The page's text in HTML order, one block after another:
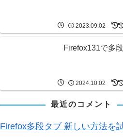
2023.09.02
Firefox131で多
2024.10.02
最近のコメント
Firefox多段タブ 新しい方法を